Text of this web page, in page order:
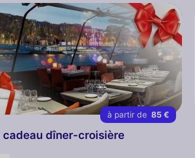
à partir de 85 €
cadeau dîner-croisière